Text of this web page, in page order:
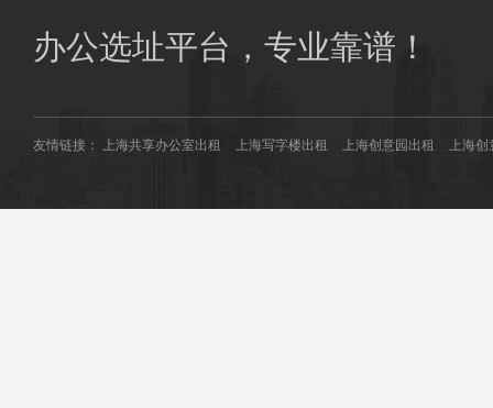
办公选址平台，专业靠谱！
友情链接： 上海共享办公室出租 上海写字楼出租 上海创意园出租 上海创